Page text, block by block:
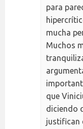
para
mucha
Muchos
que
diciendo
justifican